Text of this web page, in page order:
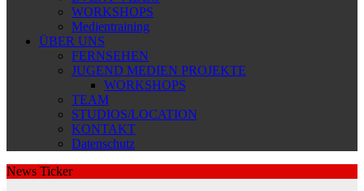
WORKSHOPS
Medientraining
ÜBER UNS
FERNSEHEN
JUGEND MEDIEN PROJEKTE
WORKSHOPS
TEAM
STUDIOS/LOCATION
KONTAKT
Datenschutz
News Ticker